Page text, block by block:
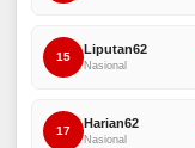
15
Liputan62
Nasional
17
Harian62
Nasional